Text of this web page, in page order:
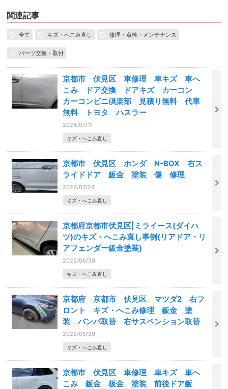
関連記事
全て キズ・へこみ直し 修理・点検・メンテナンス
パーツ交換・取付
京都市 伏見区 車修理 車キズ 車へ
こみ ドア交換 ドアキズ カーコン
カーコンビニ倶楽部 見積り無料 代車
無料 トヨタ ハスラー
2024/07/11
キズ・へこみ直し
京都市 伏見区 ホンダ N-BOX 右ス
ライドドア 鈑金 塗装 傷 修理
2022/07/24
キズ・へこみ直し
京都府京都市伏見区|ミライース(ダイハ
ツ)のキズ・へこみ直し事例(リアドア・リ
アフェンダー鈑金塗装)
2025/06/30
キズ・へこみ直し
京都府 京都市 伏見区 マツダ2 右フ
ロント キズ・へこみ修理 鈑金 塗
装 バンパ取替 右サスペンション取替
2022/05/29
キズ・へこみ直し
京都市 伏見区 車修理 車キズ 車へ
こみ 鈑金 板金 塗装 前後ドア鈑